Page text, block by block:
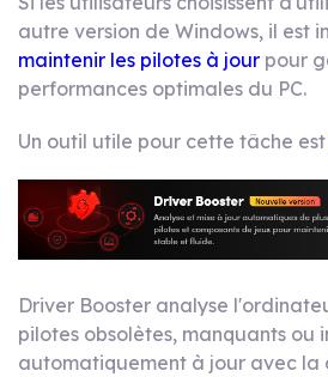
autre version de Windows, il est
maintenir les pilotes à jour pour
performances optimales du PC.
Un outil utile pour cette tâche est
Driver Booster analyse
pilotes obsolètes, manquants ou
automatiquement à jour avec la